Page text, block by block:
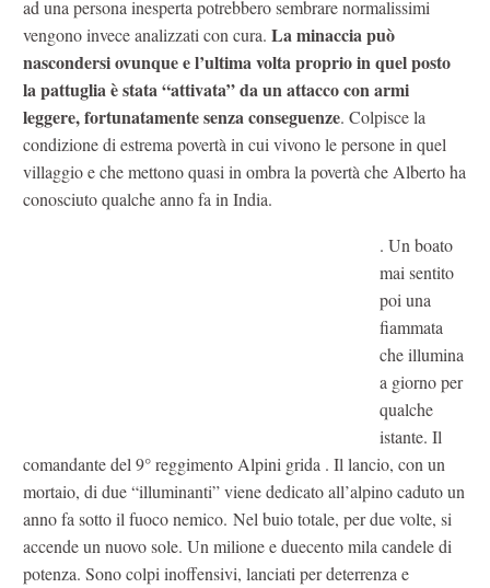
ad una persona inesperta potrebbero sembrare normalissimi
vengono invece analizzati con cura. La minaccia può
nascondersi ovunque e l’ultima volta proprio in quel posto
la pattuglia è stata “attivata” da un attacco con armi
leggere, fortunatamente senza conseguenze. Colpisce la
condizione di estrema povertà in cui vivono le persone in quel
villaggio e che mettono quasi in ombra la povertà che Alberto ha
conosciuto qualche anno fa in India.
. Un boato
mai sentito
poi una
fiammata
che illumina
a giorno per
qualche
istante. Il
comandante del 9° reggimento Alpini grida . Il lancio, con un
mortaio, di due “illuminanti” viene dedicato all’alpino caduto un
anno fa sotto il fuoco nemico. Nel buio totale, per due volte, si
accende un nuovo sole. Un milione e duecento mila candele di
potenza. Sono colpi inoffensivi, lanciati per deterrenza e